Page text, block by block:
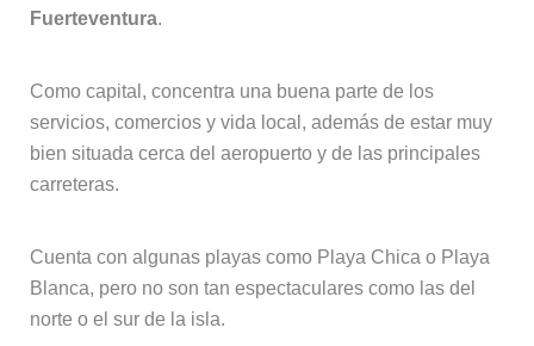
Fuerteventura.
Como capital, concentra una buena parte de los
servicios, comercios y vida local, además de estar muy
bien situada cerca del aeropuerto y de las principales
carreteras.
Cuenta con algunas playas como Playa Chica o Playa
Blanca, pero no son tan espectaculares como las del
norte o el sur de la isla.